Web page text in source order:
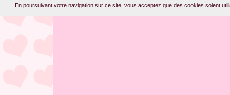
En poursuivant votre navigation sur ce site, vous acceptez que des cookies soient